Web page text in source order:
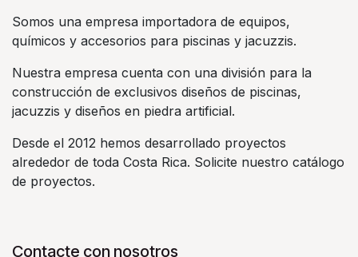
Somos una empresa importadora de equipos,
químicos y accesorios para piscinas y jacuzzis.
Nuestra empresa cuenta con una división para la
construcción de exclusivos diseños de piscinas,
jacuzzis y diseños en piedra artificial.
Desde el 2012 hemos desarrollado proyectos
alrededor de toda Costa Rica. Solicite nuestro catálogo
de proyectos.
Contacte con nosotros